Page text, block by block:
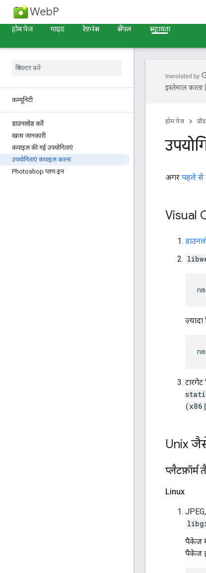
WebP
होम पेज
गाइड रेफ़रंस सैंपल सहायता
कम्यूनिटी
डाउनलोड करें
खास जानकारी
कंपाइल की गई उपयोगिताएं
उपयोगिताएं कंपाइल करना
Photoshop प्लग-इन
इस्तेमाल करता
होम पेज
अगर पहले से
Visual
टारगेट
Unix
प्लैटफ़ॉर्म
Linux
पैकेज
पैकेज